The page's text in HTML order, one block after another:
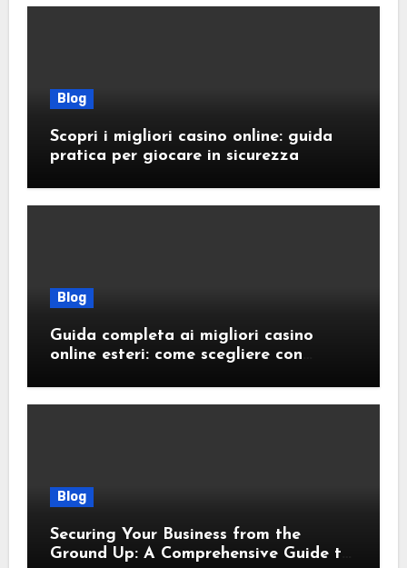
Blog
Scopri i migliori casino online: guida
pratica per giocare in sicurezza
Blog
Guida completa ai migliori casino
online esteri: come scegliere con
Blog
Securing Your Business from the
Ground Up: A Comprehensive Guide to